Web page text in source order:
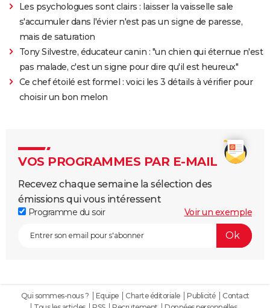
Les psychologues sont clairs : laisser la vaisselle sale
s'accumuler dans l'évier n'est pas un signe de paresse,
mais de saturation
Tony Silvestre, éducateur canin : "un chien qui éternue n'est
pas malade, c'est un signe pour dire qu'il est heureux"
Ce chef étoilé est formel : voici les 3 détails à vérifier pour
choisir un bon melon
VOS PROGRAMMES PAR E-MAIL
Recevez chaque semaine la sélection des
émissions qui vous intéressent
Programme du soir Voir un exemple
Qui sommes-nous ? Equipe Charte éditoriale Publicité
Contact